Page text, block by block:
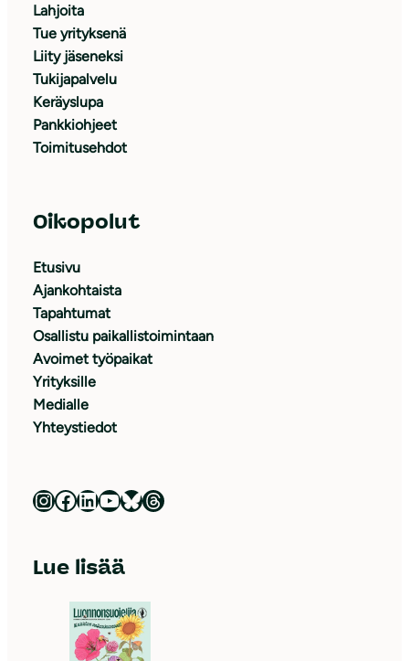
Lahjoita
Tue yrityksenä
Liity jäseneksi
Tukijapalvelu
Keräyslupa
Pankkiohjeet
Toimitusehdot
Oikopolut
Etusivu
Ajankohtaista
Tapahtumat
Osallistu paikallistoimintaan
Avoimet työpaikat
Yrityksille
Medialle
Yhteystiedot
Luonnonsuojeluliitto Instagramissa Luonnonsuojeluliitto Facebookissa Luonnonsuojeluliitto LinkedInissä Luonnonsuojeluliiton YouTube-kanava Luonnonsuojeluliitto Blueskyssa Luonnonsuojeluliitto Threadsissa
Lue lisää